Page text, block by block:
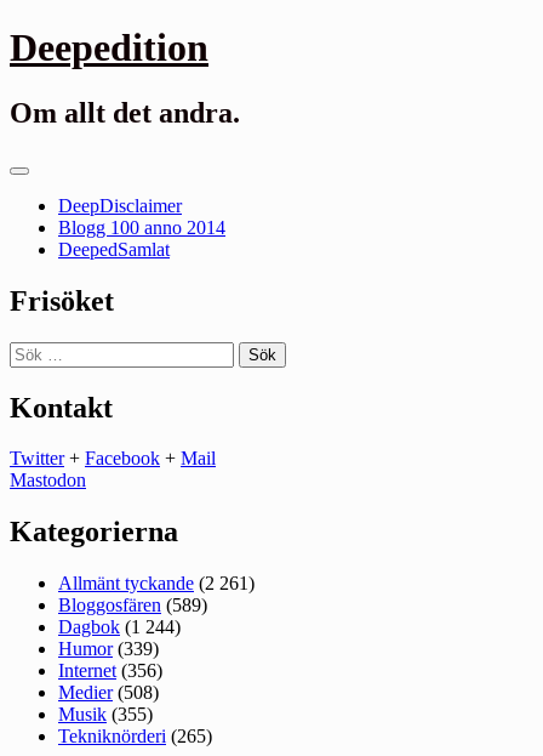
Gå
till
Deepedition
Om allt det andra.
Primär
DeepDisclaimer
Blogg 100 anno 2014
DeepedSamlat
Frisöket
Sök
efter:
Kontakt
Twitter+ Facebook + Mail
Mastodon
Kategorierna
Allmänt tyckande (2 261)
Bloggosfären (589)
Dagbok (1 244)
Humor(339)
Internet (356)
Medier(508)
Musik (355)
Tekniknörderi (265)